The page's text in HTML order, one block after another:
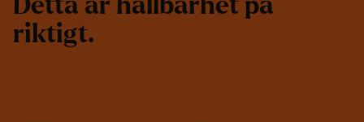
Detta är hållbarhet på
riktigt.